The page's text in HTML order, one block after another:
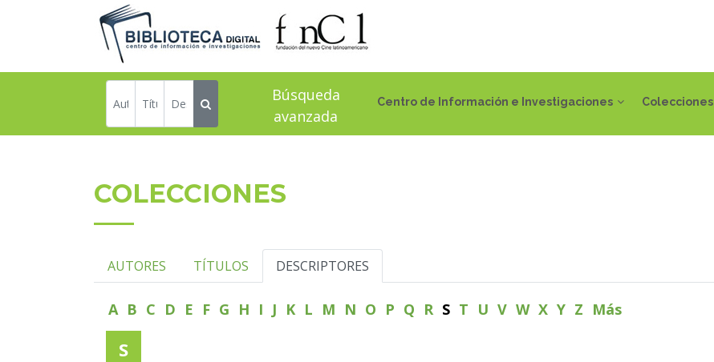
Centro de Información e Investigaciones Colecciones
Búsqueda
avanzada
COLECCIONES
AUTORES TÍTULOS DESCRIPTORES
A B C D E F G H I J K L M N O P Q R S T U V W X Y Z Más
S